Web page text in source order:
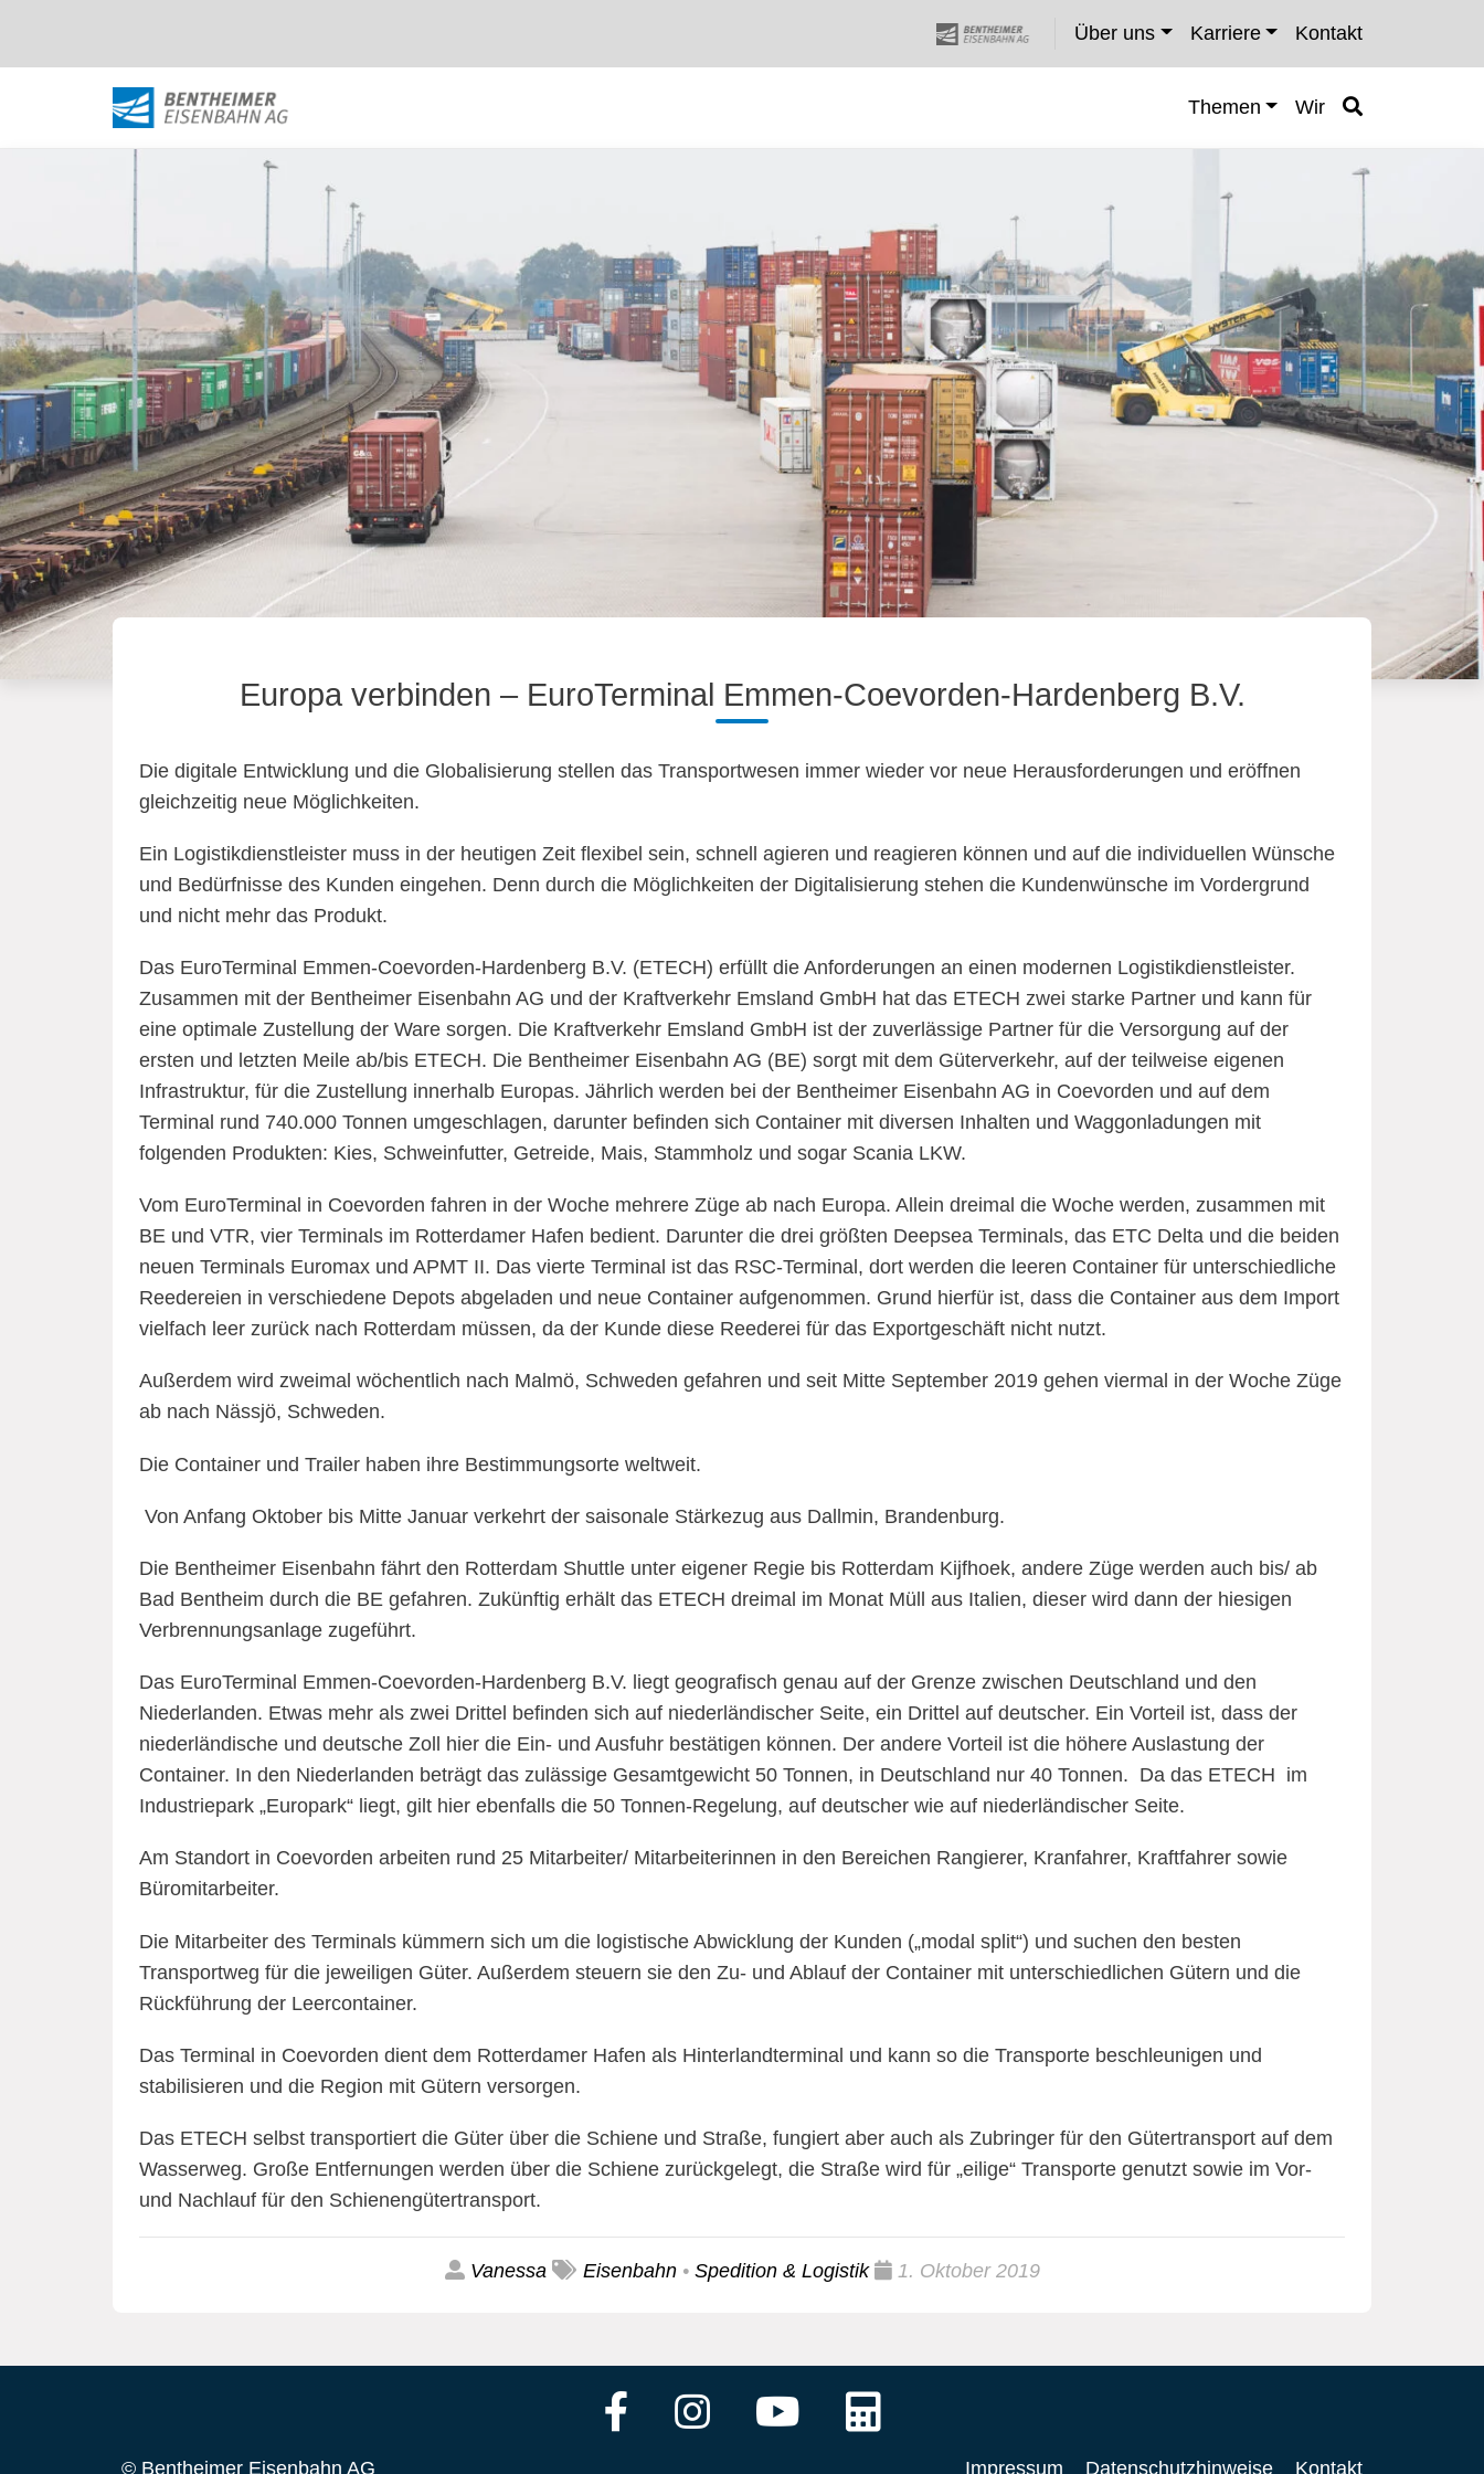
Über uns Karriere Kontakt
Themen Wir
Europa verbinden – EuroTerminal Emmen-Coevorden-Hardenberg B.V.
Die digitale Entwicklung und die Globalisierung stellen das Transportwesen immer wieder vor neue Herausforderungen und eröffnen
gleichzeitig neue Möglichkeiten.
Ein Logistikdienstleister muss in der heutigen Zeit flexibel sein, schnell agieren und reagieren können und auf die individuellen Wünsche
und Bedürfnisse des Kunden eingehen. Denn durch die Möglichkeiten der Digitalisierung stehen die Kundenwünsche im Vordergrund
und nicht mehr das Produkt.
Das EuroTerminal Emmen-Coevorden-Hardenberg B.V. (ETECH) erfüllt die Anforderungen an einen modernen Logistikdienstleister.
Zusammen mit der Bentheimer Eisenbahn AG und der Kraftverkehr Emsland GmbH hat das ETECH zwei starke Partner und kann für
eine optimale Zustellung der Ware sorgen. Die Kraftverkehr Emsland GmbH ist der zuverlässige Partner für die Versorgung auf der
ersten und letzten Meile ab/bis ETECH. Die Bentheimer Eisenbahn AG (BE) sorgt mit dem Güterverkehr, auf der teilweise eigenen
Infrastruktur, für die Zustellung innerhalb Europas. Jährlich werden bei der Bentheimer Eisenbahn AG in Coevorden und auf dem
Terminal rund 740.000 Tonnen umgeschlagen, darunter befinden sich Container mit diversen Inhalten und Waggonladungen mit
folgenden Produkten: Kies, Schweinfutter, Getreide, Mais, Stammholz und sogar Scania LKW.
Vom EuroTerminal in Coevorden fahren in der Woche mehrere Züge ab nach Europa. Allein dreimal die Woche werden, zusammen mit
BE und VTR, vier Terminals im Rotterdamer Hafen bedient. Darunter die drei größten Deepsea Terminals, das ETC Delta und die beiden
neuen Terminals Euromax und APMT II. Das vierte Terminal ist das RSC-Terminal, dort werden die leeren Container für unterschiedliche
Reedereien in verschiedene Depots abgeladen und neue Container aufgenommen. Grund hierfür ist, dass die Container aus dem Import
vielfach leer zurück nach Rotterdam müssen, da der Kunde diese Reederei für das Exportgeschäft nicht nutzt.
Außerdem wird zweimal wöchentlich nach Malmö, Schweden gefahren und seit Mitte September 2019 gehen viermal in der Woche Züge
ab nach Nässjö, Schweden.
Die Container und Trailer haben ihre Bestimmungsorte weltweit.
Von Anfang Oktober bis Mitte Januar verkehrt der saisonale Stärkezug aus Dallmin, Brandenburg.
Die Bentheimer Eisenbahn fährt den Rotterdam Shuttle unter eigener Regie bis Rotterdam Kijfhoek, andere Züge werden auch bis/ ab
Bad Bentheim durch die BE gefahren. Zukünftig erhält das ETECH dreimal im Monat Müll aus Italien, dieser wird dann der hiesigen
Verbrennungsanlage zugeführt.
Das EuroTerminal Emmen-Coevorden-Hardenberg B.V. liegt geografisch genau auf der Grenze zwischen Deutschland und den
Niederlanden. Etwas mehr als zwei Drittel befinden sich auf niederländischer Seite, ein Drittel auf deutscher. Ein Vorteil ist, dass der
niederländische und deutsche Zoll hier die Ein- und Ausfuhr bestätigen können. Der andere Vorteil ist die höhere Auslastung der
Container. In den Niederlanden beträgt das zulässige Gesamtgewicht 50 Tonnen, in Deutschland nur 40 Tonnen. Da das ETECH im
Industriepark „Europark“ liegt, gilt hier ebenfalls die 50 Tonnen-Regelung, auf deutscher wie auf niederländischer Seite.
Am Standort in Coevorden arbeiten rund 25 Mitarbeiter/ Mitarbeiterinnen in den Bereichen Rangierer, Kranfahrer, Kraftfahrer sowie
Büromitarbeiter.
Die Mitarbeiter des Terminals kümmern sich um die logistische Abwicklung der Kunden („modal split“) und suchen den besten
Transportweg für die jeweiligen Güter. Außerdem steuern sie den Zu- und Ablauf der Container mit unterschiedlichen Gütern und die
Rückführung der Leercontainer.
Das Terminal in Coevorden dient dem Rotterdamer Hafen als Hinterlandterminal und kann so die Transporte beschleunigen und
stabilisieren und die Region mit Gütern versorgen.
Das ETECH selbst transportiert die Güter über die Schiene und Straße, fungiert aber auch als Zubringer für den Gütertransport auf dem
Wasserweg. Große Entfernungen werden über die Schiene zurückgelegt, die Straße wird für „eilige“ Transporte genutzt sowie im Vor-
und Nachlauf für den Schienengütertransport.
Vanessa Eisenbahn• Spedition & Logistik 1. Oktober 2019
© Bentheimer Eisenbahn AG Impressum Datenschutzhinweise Kontakt